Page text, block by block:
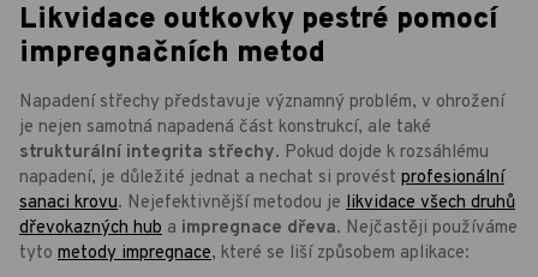
Likvidace outkovky pestré pomocí
impregnačních metod
Napadení střechy představuje významný problém, v ohrožení
je nejen samotná napadená část konstrukcí, ale také
strukturální integrita střechy. Pokud dojde k rozsáhlému
napadení, je důležité jednat a nechat si provést profesionální
sanaci krovu. Nejefektivnější metodou je likvidace všech druhů
dřevokazných hub a impregnace dřeva. Nejčastěji používáme
tyto metody impregnace, které se liší způsobem aplikace: